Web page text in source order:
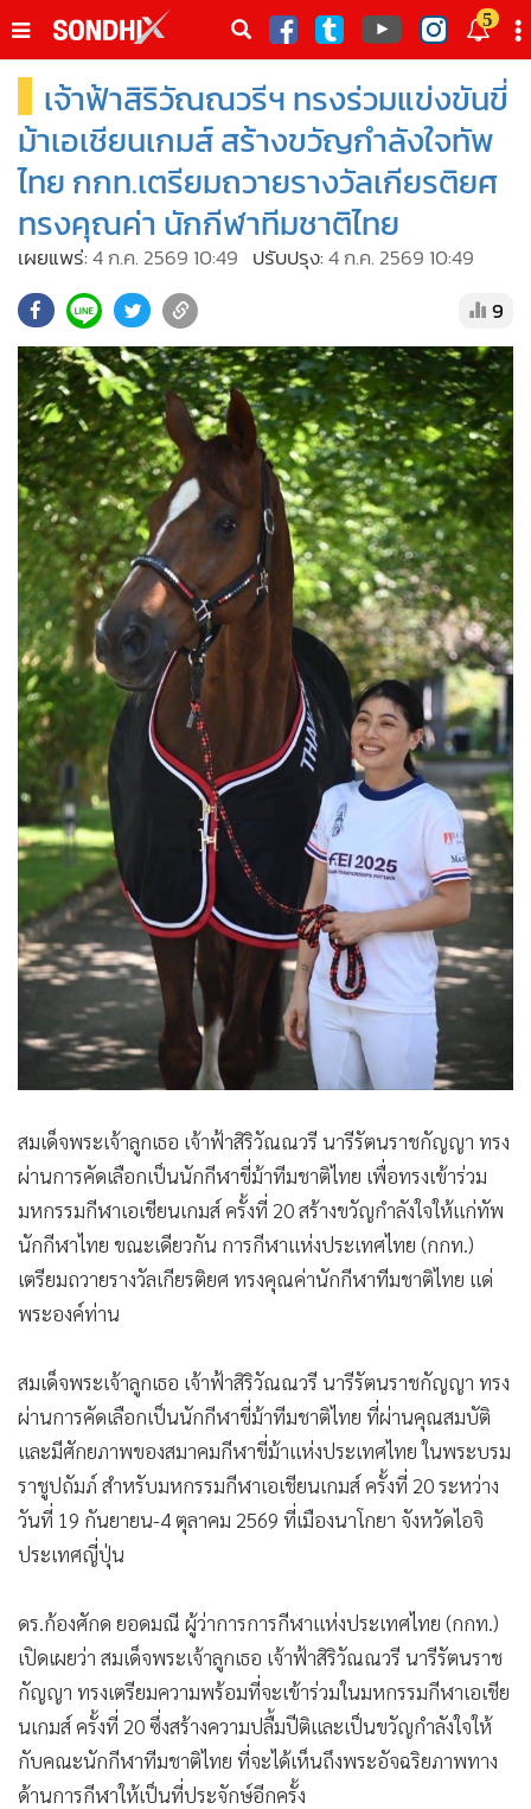
ดต
5
หน้าหลัก
•
SondhiX
• World Talk
• Sondhitalk
• ข่าวลึกปมลับ
• Exclusive Health
• ผู้จัดกวน
• น่าสนใจ
• ข่าวอัพเดต
• เศรษฐกิจ-ธุรกิจ
• สังคม-โซเชียล
เจ้าฟ้าสิริวัณณวรีฯ ทรงร่วมแข่งขันขี่
ม้าเอเชียนเกมส์ สร้างขวัญกำลังใจทัพ
ไทย กกท.เตรียมถวายรางวัลเกียรติยศ
ทรงคุณค่า นักกีฬาทีมชาติไทย
เผยแพร่:4 ก.ค. 2569 10:49 ปรับปรุง:4 ก.ค. 2569 10:49
9
สมเด็จพระเจ้าลูกเธอ เจ้าฟ้าสิริวัณณวรี นารีรัตนราชกัญญา ทรง
ผ่านการคัดเลือกเป็นนักกีฬาขี่ม้าทีมชาติไทย เพื่อทรงเข้าร่วม
มหกรรมกีฬาเอเชียนเกมส์ ครั้งที่ 20 สร้างขวัญกำลังใจให้แก่ทัพ
นักกีฬาไทย ขณะเดียวกัน การกีฬาแห่งประเทศไทย (กกท.)
เตรียมถวายรางวัลเกียรติยศ ทรงคุณค่านักกีฬาทีมชาติไทย แด่
พระองค์ท่าน
สมเด็จพระเจ้าลูกเธอ เจ้าฟ้าสิริวัณณวรี นารีรัตนราชกัญญา ทรง
ผ่านการคัดเลือกเป็นนักกีฬาขี่ม้าทีมชาติไทย ที่ผ่านคุณสมบัติ
และมีศักยภาพของสมาคมกีฬาขี่ม้าแห่งประเทศไทย ในพระบรม
ราชูปถัมภ์ สำหรับมหกรรมกีฬาเอเชียนเกมส์ ครั้งที่ 20 ระหว่าง
วันที่ 19 กันยายน-4 ตุลาคม 2569 ที่เมืองนาโกยา จังหวัดไอจิ
ประเทศญี่ปุ่น
ดร.ก้องศักด ยอดมณี ผู้ว่าการการกีฬาแห่งประเทศไทย (กกท.)
เปิดเผยว่า สมเด็จพระเจ้าลูกเธอ เจ้าฟ้าสิริวัณณวรี นารีรัตนราช
กัญญา ทรงเตรียมความพร้อมที่จะเข้าร่วมในมหกรรมกีฬาเอเชีย
นเกมส์ ครั้งที่ 20 ซึ่งสร้างความปลื้มปีติและเป็นขวัญกำลังใจให้
กับคณะนักกีฬาทีมชาติไทย ที่จะได้เห็นถึงพระอัจฉริยภาพทาง
ด้านการกีฬาให้เป็นที่ประจักษ์อีกครั้ง